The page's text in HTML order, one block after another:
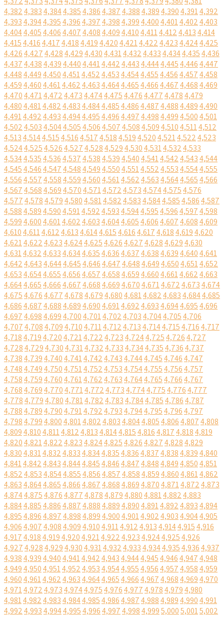
4,3824,3834,3844,3854,3864,3874,3884,3894,3904,3914,392
4,3934,3944,3954,3964,3974,3984,3994,4004,4014,4024,403
4,4044,4054,4064,4074,4084,4094,4104,4114,4124,4134,414
4,4154,4164,4174,4184,4194,4204,4214,4224,4234,4244,425
4,4264,4274,4284,4294,4304,4314,4324,4334,4344,4354,436
4,4374,4384,4394,4404,4414,4424,4434,4444,4454,4464,447
4,4484,4494,4504,4514,4524,4534,4544,4554,4564,4574,458
4,4594,4604,4614,4624,4634,4644,4654,4664,4674,4684,469
4,4704,4714,4724,4734,4744,4754,4764,4774,4784,479
4,4804,4814,4824,4834,4844,4854,4864,4874,4884,4894,490
4,4914,4924,4934,4944,4954,4964,4974,4984,4994,5004,501
4,5024,5034,5044,5054,5064,5074,5084,5094,5104,5114,512
4,5134,5144,5154,5164,5174,5184,5194,5204,5214,5224,523
4,5244,5254,5264,5274,5284,5294,5304,5314,5324,533
4,5344,5354,5364,5374,5384,5394,5404,5414,5424,5434,544
4,5454,5464,5474,5484,5494,5504,5514,5524,5534,5544,555
4,5564,5574,5584,5594,5604,5614,5624,5634,5644,5654,566
4,5674,5684,5694,5704,5714,5724,5734,5744,5754,576
4,5774,5784,5794,5804,5814,5824,5834,5844,5854,5864,587
4,5884,5894,5904,5914,5924,5934,5944,5954,5964,5974,598
4,5994,6004,6014,6024,6034,6044,6054,6064,6074,6084,609
4,6104,6114,6124,6134,6144,6154,6164,6174,6184,6194,620
4,6214,6224,6234,6244,6254,6264,6274,6284,6294,630
4,6314,6324,6334,6344,6354,6364,6374,6384,6394,6404,641
4,6424,6434,6444,6454,6464,6474,6484,6494,6504,6514,652
4,6534,6544,6554,6564,6574,6584,6594,6604,6614,6624,663
4,6644,6654,6664,6674,6684,6694,6704,6714,6724,6734,674
4,6754,6764,6774,6784,6794,6804,6814,6824,6834,6844,685
4,6864,6874,6884,6894,6904,6914,6924,6934,6944,6954,696
4,6974,6984,6994,7004,7014,7024,7034,7044,7054,706
4,7074,7084,7094,7104,7114,7124,7134,7144,7154,7164,717
4,7184,7194,7204,7214,7224,7234,7244,7254,7264,727
4,7284,7294,7304,7314,7324,7334,7344,7354,7364,737
4,7384,7394,7404,7414,7424,7434,7444,7454,7464,747
4,7484,7494,7504,7514,7524,7534,7544,7554,7564,757
4,7584,7594,7604,7614,7624,7634,7644,7654,7664,767
4,7684,7694,7704,7714,7724,7734,7744,7754,7764,777
4,7784,7794,7804,7814,7824,7834,7844,7854,7864,787
4,7884,7894,7904,7914,7924,7934,7944,7954,7964,797
4,7984,7994,8004,8014,8024,8034,8044,8054,8064,8074,808
4,8094,8104,8114,8124,8134,8144,8154,8164,8174,8184,819
4,8204,8214,8224,8234,8244,8254,8264,8274,8284,829
4,8304,8314,8324,8334,8344,8354,8364,8374,8384,8394,840
4,8414,8424,8434,8444,8454,8464,8474,8484,8494,8504,851
4,8524,8534,8544,8554,8564,8574,8584,8594,8604,8614,862
4,8634,8644,8654,8664,8674,8684,8694,8704,8714,8724,873
4,8744,8754,8764,8774,8784,8794,8804,8814,8824,883
4,8844,8854,8864,8874,8884,8894,8904,8914,8924,8934,894
4,8954,8964,8974,8984,8994,9004,9014,9024,9034,9044,905
4,9064,9074,9084,9094,9104,9114,9124,9134,9144,9154,916
4,9174,9184,9194,9204,9214,9224,9234,9244,9254,926
4,9274,9284,9294,9304,9314,9324,9334,9344,9354,9364,937
4,9384,9394,9404,9414,9424,9434,9444,9454,9464,9474,948
4,9494,9504,9514,9524,9534,9544,9554,9564,9574,9584,959
4,9604,9614,9624,9634,9644,9654,9664,9674,9684,9694,970
4,9714,9724,9734,9744,9754,9764,9774,9784,9794,980
4,9814,9824,9834,9844,9854,9864,9874,9884,9894,9904,991
4,9924,9934,9944,9954,9964,9974,9984,9995,0005,0015,002